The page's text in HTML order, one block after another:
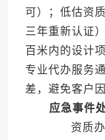
可）；低估资
三年重新认证
百米内的设计
专业代办服务
差，避免客户
应急事件
资质办